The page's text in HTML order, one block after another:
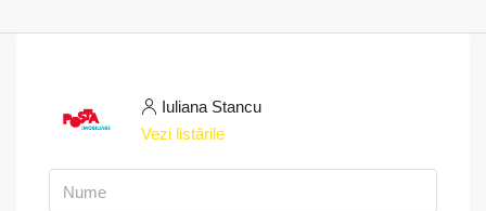
Iuliana Stancu
Vezi listările